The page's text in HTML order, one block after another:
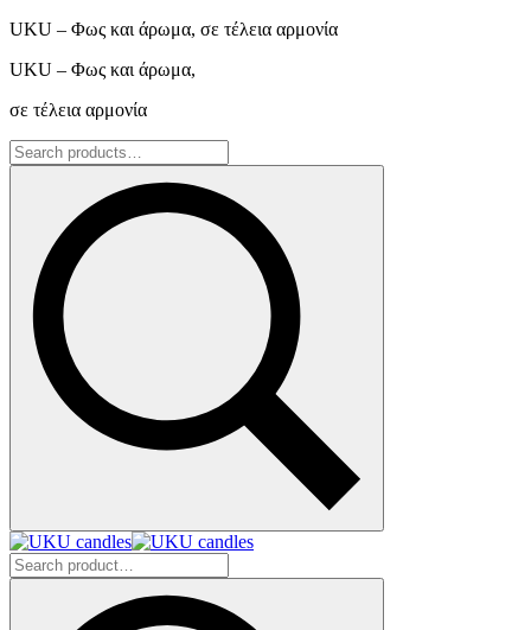
UKU – Φως και άρωμα, σε τέλεια αρμονία
UKU – Φως και άρωμα,
σε τέλεια αρμονία